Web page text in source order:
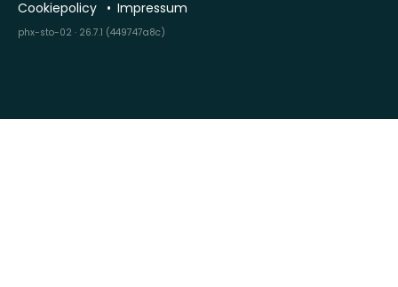
Cookiepolicy
Impressum
phx-sto-02 · 26.7.1 (449747a8c)